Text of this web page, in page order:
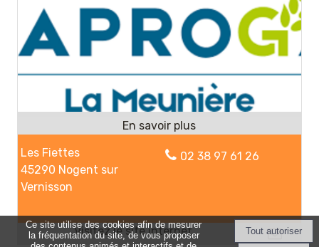
Les Fiettes
45290 Nogent sur
Vernisson
02 38 97 61 26
Ce site utilise des cookies afin de mesurer
la fréquentation du site, de vous proposer